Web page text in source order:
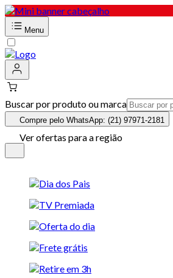
Menu
Buscar por produto ou marca
Compre pelo WhatsApp: (21) 97971-2181
Ver ofertas para a região